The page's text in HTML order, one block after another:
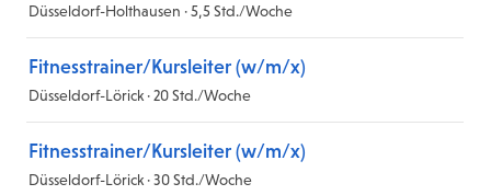
Düsseldorf-Holthausen · 5,5 Std./Woche
Fitnesstrainer/Kursleiter (w/m/x)
Düsseldorf-Lörick · 20 Std./Woche
Fitnesstrainer/Kursleiter (w/m/x)
Düsseldorf-Lörick · 30 Std./Woche